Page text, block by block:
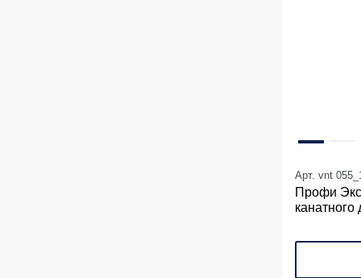
Арт. vnt
Профи
канатного